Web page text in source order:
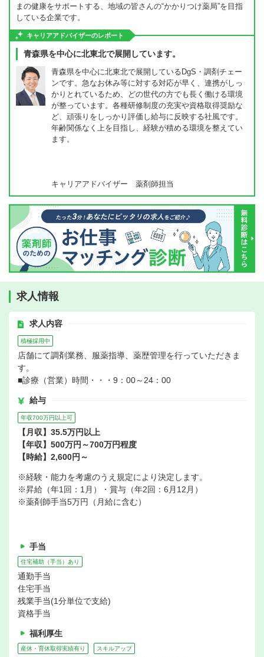
まの健康をサポートする、地域の皆さんの“かかりつけ薬局”を目指
している企業です。
キャリアアドバイザーのレポート
青森県を中心に北東北で展開しています。
青森県を中心に北東北で展開しているDgS・調剤チェー
ンです。急なお休み等に対する対応が早く、連携がしっ
かりとれているため、どの世代の方でも長く働ける環境
が整っています。各種研修制度の充実や資格取得奨励な
ど、頑張りをしっかり評価し給与に反映する社風です。
年齢関係なく上を目指し、経験が積める環境を整えてい
ます。
キャリアアドバイザー 薬剤師担当
求人情報
求人内容
積極採用中
店舗にて調剤業務、服薬指導、薬歴管理を行っていただきま
す。
■診療（営業）時間・・・9：00～24：00
給与
年収700万円以上可
【月収】35.5万円以上
【年収】500万円～700万円程度
【時給】2,600円～
※経験・能力を考慮のうえ規定により決定します。
※昇給（年1回：1月）・賞与（年2回：6月12月）
※薬剤師手当5万円（月給に含む）
手当
住宅補助（手当）あり
通勤手当
住宅手当
残業手当(1分単位で支給)
資格手当
福利厚生
産休・育休取得実績有り スキルアップ